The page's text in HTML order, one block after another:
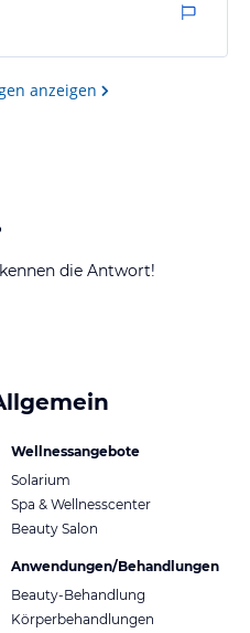
anzeigen
die Antwort!
Wellnessangebote
Solarium
Spa & Wellnesscenter
Beauty Salon
Anwendungen/Behandlungen
Beauty-Behandlung
Körperbehandlungen